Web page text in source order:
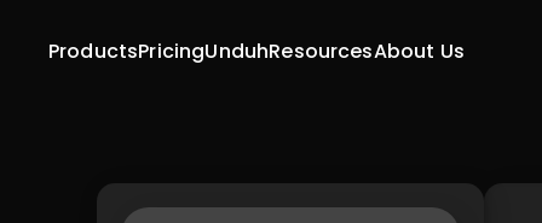
ProductsPricing Resources
Unduh About Us